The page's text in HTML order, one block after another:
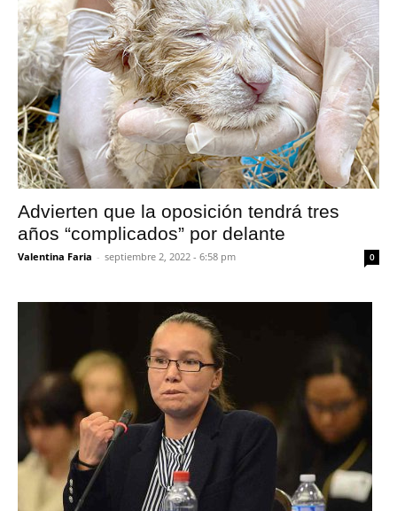
Advierten que la oposición tendrá tres
años “complicados” por delante
Valentina Faria - septiembre 2, 2022 - 6:58 pm 0